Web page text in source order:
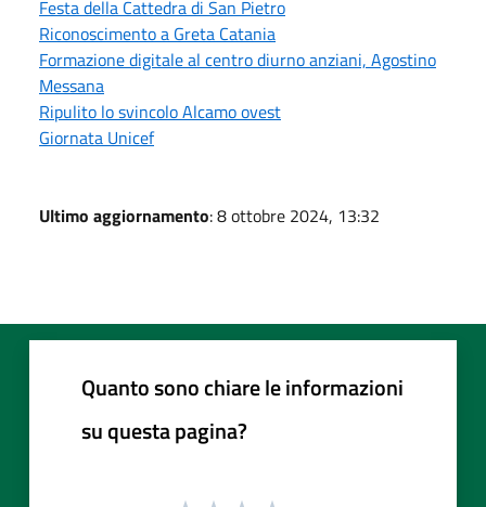
Festa della Cattedra di San Pietro
Riconoscimento a Greta Catania
Formazione digitale al centro diurno anziani, Agostino
Messana
Ripulito lo svincolo Alcamo ovest
Giornata Unicef
Ultimo aggiornamento: 8 ottobre 2024, 13:32
Quanto sono chiare le informazioni
su questa pagina?